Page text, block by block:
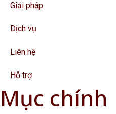
Giải pháp
Dịch vụ
Liên hệ
Hỗ trợ
Mục chính